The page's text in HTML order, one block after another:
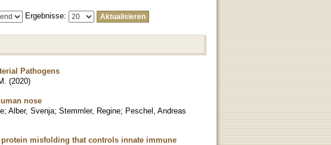
Ergebnisse:
Pathogens
(2020)
nose
; Alber, Svenja; Stemmler, Regine; Peschel, Andreas
misfolding that controls innate immune